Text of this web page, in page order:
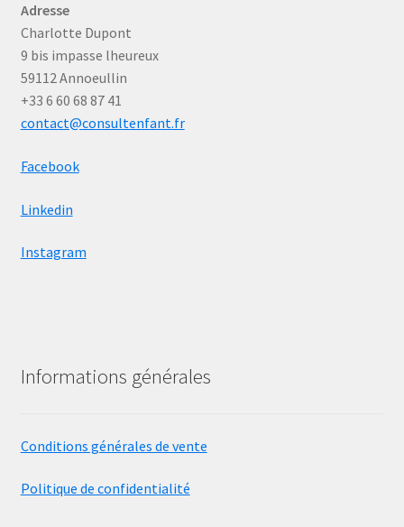
Adresse
Charlotte Dupont
9 bis impasse lheureux
59112 Annoeullin
+33 6 60 68 87 41
contact@consultenfant.fr
Facebook
Linkedin
Instagram
Informations générales
Conditions générales de vente
Politique de confidentialité